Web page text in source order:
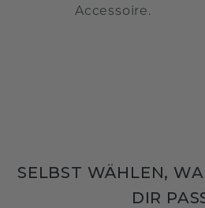
Accessoire.
SELBST WÄHLEN,
DIR